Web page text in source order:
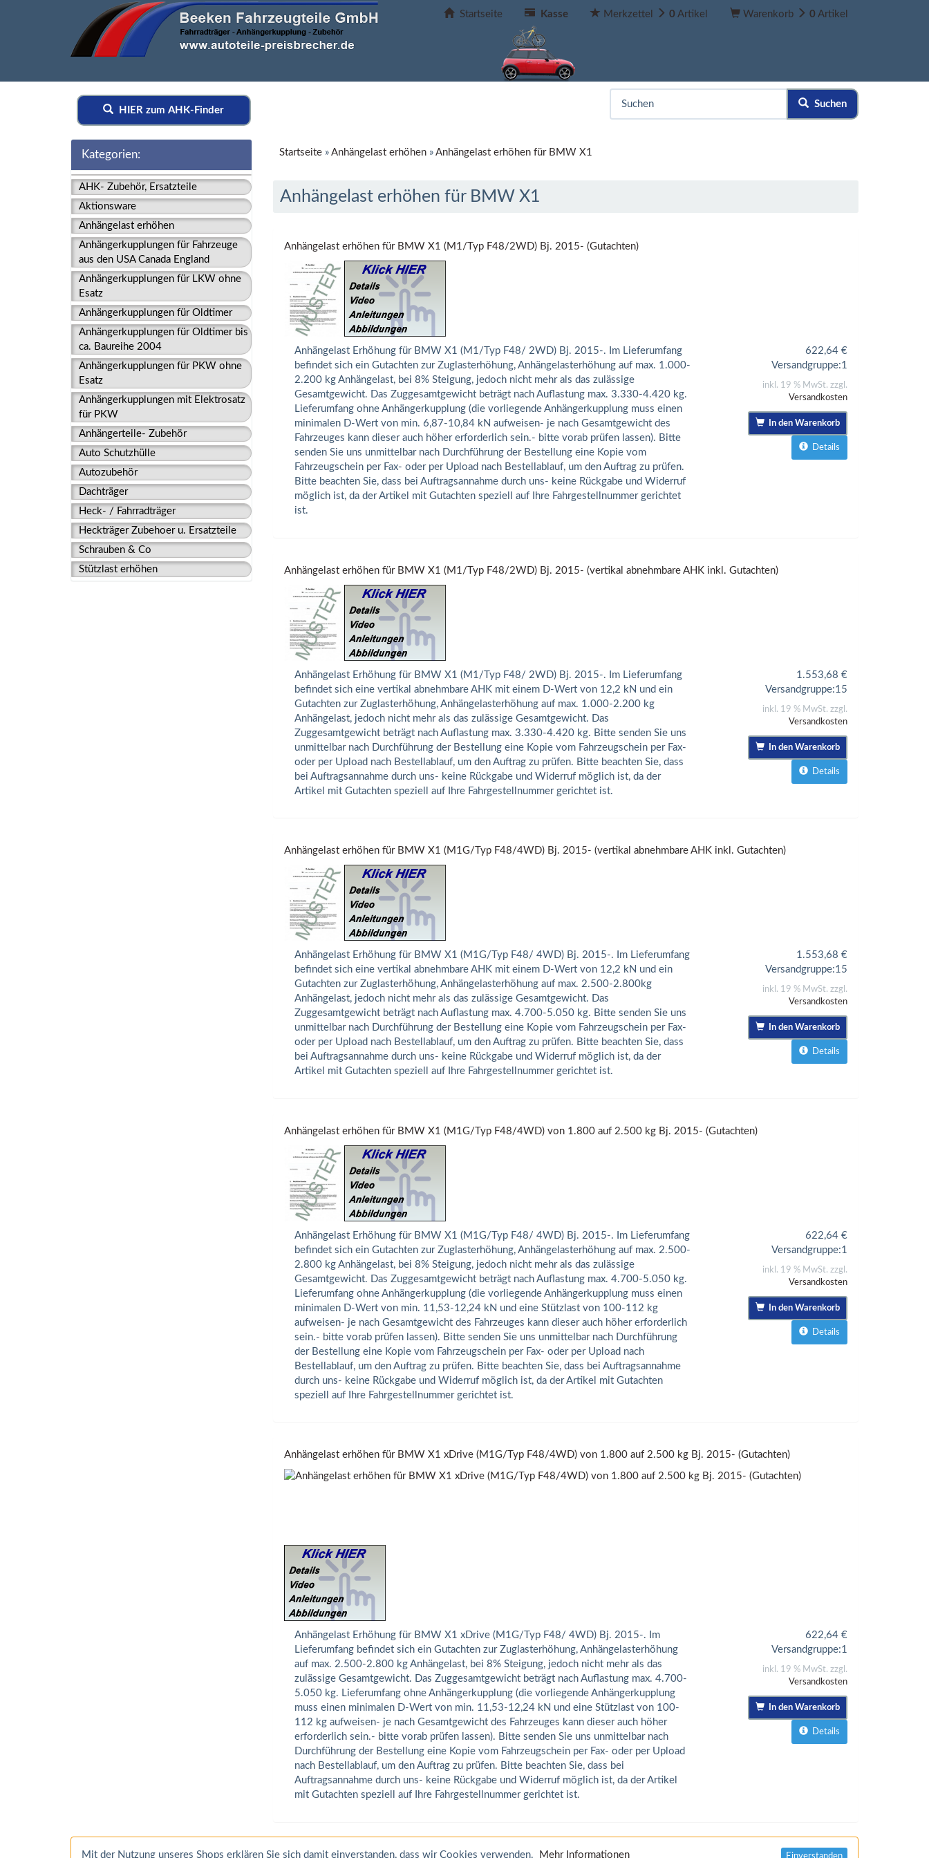
Startseite Kasse Merkzettel 0 Artikel Warenkorb 0 Artikel
Suchen
HIER zum AHK-Finder
Kategorien:
AHK- Zubehör, Ersatzteile
Aktionsware
Anhängelast erhöhen
Anhängerkupplungen für Fahrzeuge
aus den USA Canada England
Anhängerkupplungen für LKW ohne
Esatz
Anhängerkupplungen für Oldtimer
Anhängerkupplungen für Oldtimer bis
ca. Baureihe 2004
Anhängerkupplungen für PKW ohne
Esatz
Anhängerkupplungen mit Elektrosatz
für PKW
Anhängerteile- Zubehör
Auto Schutzhülle
Autozubehör
Dachträger
Heck- / Fahrradträger
Heckträger Zubehoer u. Ersatzteile
Schrauben & Co
Stützlast erhöhen
Startseite» Anhängelast erhöhen» Anhängelast erhöhen für BMW X1
Anhängelast erhöhen für BMW X1
Anhängelast erhöhen für BMW X1 (M1/Typ F48/2WD) Bj. 2015- (Gutachten)
Anhängelast Erhöhung für BMW X1 (M1/Typ F48/ 2WD) Bj. 2015-. Im Lieferumfang
befindet sich ein Gutachten zur Zuglasterhöhung, Anhängelasterhöhung auf max. 1.000-
2.200 kg Anhängelast, bei 8% Steigung, jedoch nicht mehr als das zulässige
Gesamtgewicht. Das Zuggesamtgewicht beträgt nach Auflastung max. 3.330-4.420 kg.
Lieferumfang ohne Anhängerkupplung (die vorliegende Anhängerkupplung muss einen
minimalen D-Wert von min. 6,87-10,84 kN aufweisen- je nach Gesamtgewicht des
Fahrzeuges kann dieser auch höher erforderlich sein.- bitte vorab prüfen lassen). Bitte
senden Sie uns unmittelbar nach Durchführung der Bestellung eine Kopie vom
Fahrzeugschein per Fax- oder per Upload nach Bestellablauf, um den Auftrag zu prüfen.
Bitte beachten Sie, dass bei Auftragsannahme durch uns- keine Rückgabe und Widerruf
möglich ist, da der Artikel mit Gutachten speziell auf Ihre Fahrgestellnummer gerichtet
ist.
622,64 €
Versandgruppe:1
inkl. 19 % MwSt. zzgl.
Versandkosten
In den Warenkorb
Details
Anhängelast erhöhen für BMW X1 (M1/Typ F48/2WD) Bj. 2015- (vertikal abnehmbare AHK inkl. Gutachten)
Anhängelast Erhöhung für BMW X1 (M1/Typ F48/ 2WD) Bj. 2015-. Im Lieferumfang
befindet sich eine vertikal abnehmbare AHK mit einem D-Wert von 12,2 kN und ein
Gutachten zur Zuglasterhöhung, Anhängelasterhöhung auf max. 1.000-2.200 kg
Anhängelast, jedoch nicht mehr als das zulässige Gesamtgewicht. Das
Zuggesamtgewicht beträgt nach Auflastung max. 3.330-4.420 kg. Bitte senden Sie uns
unmittelbar nach Durchführung der Bestellung eine Kopie vom Fahrzeugschein per Fax-
oder per Upload nach Bestellablauf, um den Auftrag zu prüfen. Bitte beachten Sie, dass
bei Auftragsannahme durch uns- keine Rückgabe und Widerruf möglich ist, da der
Artikel mit Gutachten speziell auf Ihre Fahrgestellnummer gerichtet ist.
1.553,68 €
Versandgruppe:15
inkl. 19 % MwSt. zzgl.
Versandkosten
In den Warenkorb
Details
Anhängelast erhöhen für BMW X1 (M1G/Typ F48/4WD) Bj. 2015- (vertikal abnehmbare AHK inkl. Gutachten)
Anhängelast Erhöhung für BMW X1 (M1G/Typ F48/ 4WD) Bj. 2015-. Im Lieferumfang
befindet sich eine vertikal abnehmbare AHK mit einem D-Wert von 12,2 kN und ein
Gutachten zur Zuglasterhöhung, Anhängelasterhöhung auf max. 2.500-2.800kg
Anhängelast, jedoch nicht mehr als das zulässige Gesamtgewicht. Das
Zuggesamtgewicht beträgt nach Auflastung max. 4.700-5.050 kg. Bitte senden Sie uns
unmittelbar nach Durchführung der Bestellung eine Kopie vom Fahrzeugschein per Fax-
oder per Upload nach Bestellablauf, um den Auftrag zu prüfen. Bitte beachten Sie, dass
bei Auftragsannahme durch uns- keine Rückgabe und Widerruf möglich ist, da der
Artikel mit Gutachten speziell auf Ihre Fahrgestellnummer gerichtet ist.
1.553,68 €
Versandgruppe:15
inkl. 19 % MwSt. zzgl.
Versandkosten
In den Warenkorb
Details
Anhängelast erhöhen für BMW X1 (M1G/Typ F48/4WD) von 1.800 auf 2.500 kg Bj. 2015- (Gutachten)
Anhängelast Erhöhung für BMW X1 (M1G/Typ F48/ 4WD) Bj. 2015-. Im Lieferumfang
befindet sich ein Gutachten zur Zuglasterhöhung, Anhängelasterhöhung auf max. 2.500-
2.800 kg Anhängelast, bei 8% Steigung, jedoch nicht mehr als das zulässige
Gesamtgewicht. Das Zuggesamtgewicht beträgt nach Auflastung max. 4.700-5.050 kg.
Lieferumfang ohne Anhängerkupplung (die vorliegende Anhängerkupplung muss einen
minimalen D-Wert von min. 11,53-12,24 kN und eine Stützlast von 100-112 kg
aufweisen- je nach Gesamtgewicht des Fahrzeuges kann dieser auch höher erforderlich
sein.- bitte vorab prüfen lassen). Bitte senden Sie uns unmittelbar nach Durchführung
der Bestellung eine Kopie vom Fahrzeugschein per Fax- oder per Upload nach
Bestellablauf, um den Auftrag zu prüfen. Bitte beachten Sie, dass bei Auftragsannahme
durch uns- keine Rückgabe und Widerruf möglich ist, da der Artikel mit Gutachten
speziell auf Ihre Fahrgestellnummer gerichtet ist.
622,64 €
Versandgruppe:1
inkl. 19 % MwSt. zzgl.
Versandkosten
In den Warenkorb
Details
Anhängelast erhöhen für BMW X1 xDrive (M1G/Typ F48/4WD) von 1.800 auf 2.500 kg Bj. 2015- (Gutachten)
Anhängelast Erhöhung für BMW X1 xDrive (M1G/Typ F48/ 4WD) Bj. 2015-. Im
Lieferumfang befindet sich ein Gutachten zur Zuglasterhöhung, Anhängelasterhöhung
auf max. 2.500-2.800 kg Anhängelast, bei 8% Steigung, jedoch nicht mehr als das
zulässige Gesamtgewicht. Das Zuggesamtgewicht beträgt nach Auflastung max. 4.700-
5.050 kg. Lieferumfang ohne Anhängerkupplung (die vorliegende Anhängerkupplung
muss einen minimalen D-Wert von min. 11,53-12,24 kN und eine Stützlast von 100-
112 kg aufweisen- je nach Gesamtgewicht des Fahrzeuges kann dieser auch höher
erforderlich sein.- bitte vorab prüfen lassen). Bitte senden Sie uns unmittelbar nach
Durchführung der Bestellung eine Kopie vom Fahrzeugschein per Fax- oder per Upload
nach Bestellablauf, um den Auftrag zu prüfen. Bitte beachten Sie, dass bei
Auftragsannahme durch uns- keine Rückgabe und Widerruf möglich ist, da der Artikel
mit Gutachten speziell auf Ihre Fahrgestellnummer gerichtet ist.
622,64 €
Versandgruppe:1
inkl. 19 % MwSt. zzgl.
Versandkosten
In den Warenkorb
Details
Mit der Nutzung unseres Shops erklären Sie sich damit einverstanden, dass wir Cookies verwenden. Mehr Informationen Einverstanden